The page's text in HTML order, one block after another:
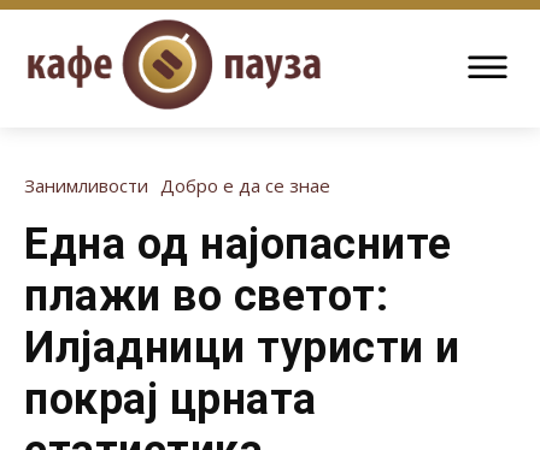
Занимливости Добро е да се знае
Една од најопасните
плажи во светот:
Илјадници туристи и
покрај црната